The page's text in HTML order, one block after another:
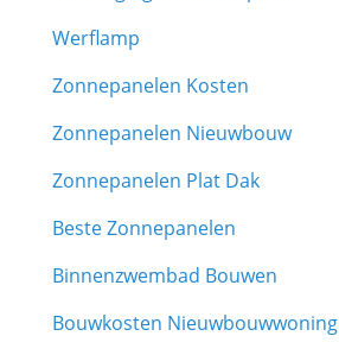
Werflamp
Zonnepanelen Kosten
Zonnepanelen Nieuwbouw
Zonnepanelen Plat Dak
Beste Zonnepanelen
Binnenzwembad Bouwen
Bouwkosten Nieuwbouwwoning